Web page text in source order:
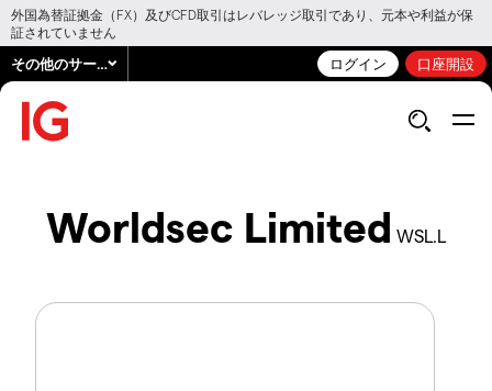
外国為替証拠金（FX）及びCFD取引はレバレッジ取引であり、元本や利益が保
証されていません
その他のサービス ログイン 口座開設
Worldsec Limited WSL.L